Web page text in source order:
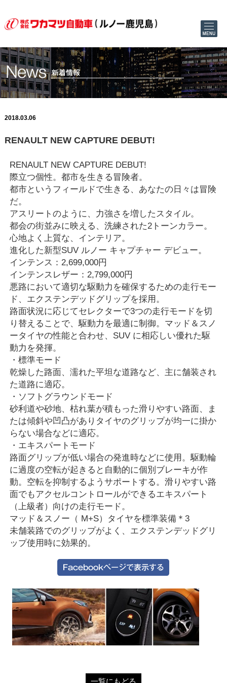
2018.03.06
RENAULT NEW CAPTURE DEBUT!
RENAULT NEW CAPTURE DEBUT!
際立つ個性。都市を生きる冒険者。
都市というフィールドで生きる、あなたの日々は冒険
だ。
アスリートのように、力強さを増したスタイル。
都会の街並みに映える、洗練された2トーンカラー。
心地よく上質な、インテリア。
進化した新型SUV ルノー キャプチャー デビュー。
インテンス：2,699,000円
インテンスレザー：2,799,000円
悪路において適切な駆動力を確保するための走行モー
ド、エクステンデッドグリップを採用。
路面状況に応じてセレクターで3つの走行モードを切
り替えることで、駆動力を最適に制御。マッド＆スノ
ータイヤの性能と合わせ、SUV に相応しい優れた駆
動力を発揮。
・標準モード
乾燥した路面、濡れた平坦な道路など、主に舗装され
た道路に適応。
・ソフトグラウンドモード
砂利道や砂地、枯れ葉が積もった滑りやすい路面、ま
たは傾斜や凹凸がありタイヤのグリップが均一に掛か
らない場合などに適応。
・エキスパートモード
路面グリップが低い場合の発進時などに使用。駆動輪
に過度の空転が起きると自動的に個別ブレーキが作
動。空転を抑制するようサポートする。滑りやすい路
面でもアクセルコントロールができるエキスパート
（上級者）向けの走行モード。
マッド＆スノー（ M+S）タイヤを標準装備＊3
未舗装路でのグリップがよく、エクステンデッドグリ
ップ使用時に効果的。
一覧にもどる